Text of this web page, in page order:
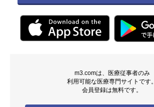
m3.comは、医療従事者のみ
利用可能な医療専門サイトです。
会員登録は無料です。